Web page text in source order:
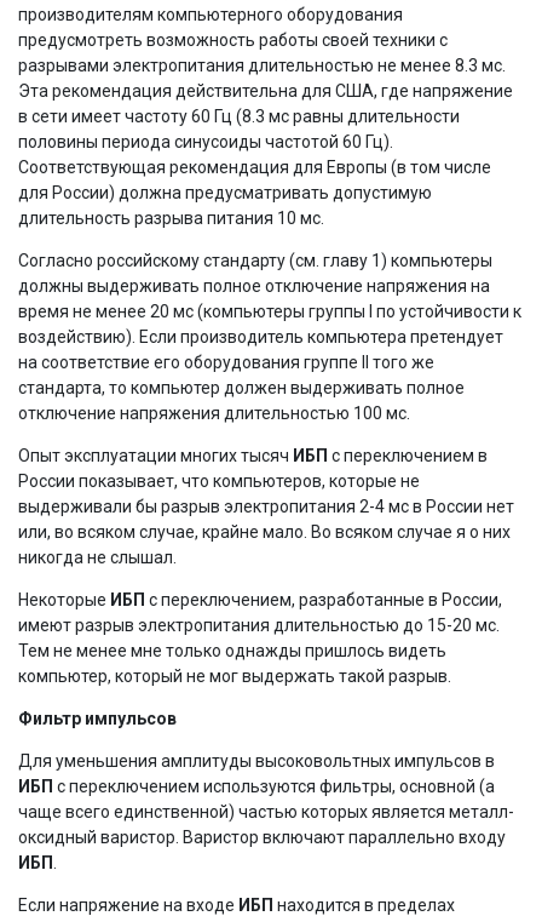
производителям компьютерного оборудования
предусмотреть возможность работы своей техники с
разрывами электропитания длительностью не менее 8.3 мс.
Эта рекомендация действительна для США, где напряжение
в сети имеет частоту 60 Гц (8.3 мс равны длительности
половины периода синусоиды частотой 60 Гц).
Соответствующая рекомендация для Европы (в том числе
для России) должна предусматривать допустимую
длительность разрыва питания 10 мс.
Согласно российскому стандарту (см. главу 1) компьютеры
должны выдерживать полное отключение напряжения на
время не менее 20 мс (компьютеры группы I по устойчивости к
воздействию). Если производитель компьютера претендует
на соответствие его оборудования группе II того же
стандарта, то компьютер должен выдерживать полное
отключение напряжения длительностью 100 мс.
Опыт эксплуатации многих тысяч ИБП с переключением в
России показывает, что компьютеров, которые не
выдерживали бы разрыв электропитания 2-4 мс в России нет
или, во всяком случае, крайне мало. Во всяком случае я о них
никогда не слышал.
Некоторые ИБП с переключением, разработанные в России,
имеют разрыв электропитания длительностью до 15-20 мс.
Тем не менее мне только однажды пришлось видеть
компьютер, который не мог выдержать такой разрыв.
Фильтр импульсов
Для уменьшения амплитуды высоковольтных импульсов в
ИБП с переключением используются фильтры, основной (а
чаще всего единственной) частью которых является металл-
оксидный варистор. Варистор включают параллельно входу
ИБП
Если напряжение на входе ИБП находится в пределах